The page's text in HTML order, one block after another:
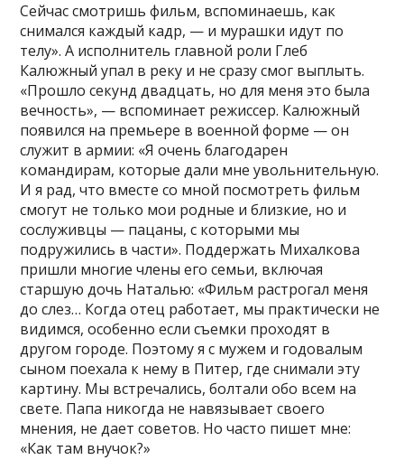
Сейчас смотришь фильм, вспоминаешь, как
снимался каждый кадр, — и мурашки идут по
телу». А исполнитель главной роли Глеб
Калюжный упал в реку и не сразу смог выплыть.
«Прошло секунд двадцать, но для меня это была
вечность», — вспоминает режиссер. Калюжный
появился на премьере в военной форме — он
служит в армии: «Я очень благодарен
командирам, которые дали мне увольнительную.
И я рад, что вместе со мной посмотреть фильм
смогут не только мои родные и близкие, но и
сослуживцы — пацаны, с которыми мы
подружились в части». Поддержать Михалкова
пришли многие члены его семьи, включая
старшую дочь Наталью: «Фильм растрогал меня
до слез… Когда отец работает, мы практически не
видимся, особенно если съемки проходят в
другом городе. Поэтому я с мужем и годовалым
сыном поехала к нему в Питер, где снимали эту
картину. Мы встречались, болтали обо всем на
свете. Папа никогда не навязывает своего
мнения, не дает советов. Но часто пишет мне:
«Как там внучок?»